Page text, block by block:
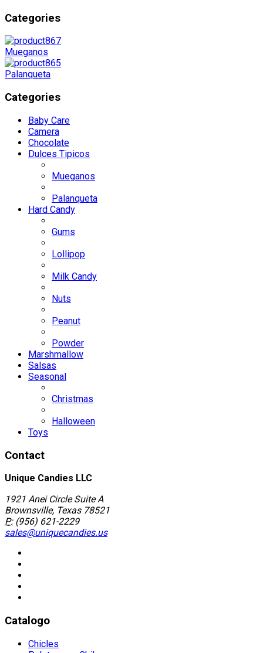
Categories
Mueganos
Palanqueta
Categories
Baby Care
Camera
Chocolate
Dulces Tipicos
Mueganos
Palanqueta
Hard Candy
Gums
Lollipop
Milk Candy
Nuts
Peanut
Powder
Marshmallow
Salsas
Seasonal
Christmas
Halloween
Toys
Contact
Unique Candies LLC
1921 Anei Circle Suite A
Brownsville, Texas 78521
P:(956) 621-2229
sales@uniquecandies.us
Catalogo
Chicles